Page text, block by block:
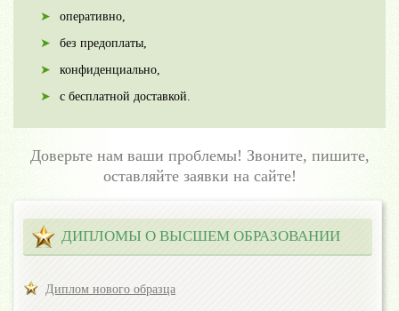
оперативно,
без предоплаты,
конфиденциально,
с бесплатной доставкой.
Доверьте нам ваши проблемы! Звоните, пишите,
оставляйте заявки на сайте!
ДИПЛОМЫ О ВЫСШЕМ ОБРАЗОВАНИИ
Диплом нового образца